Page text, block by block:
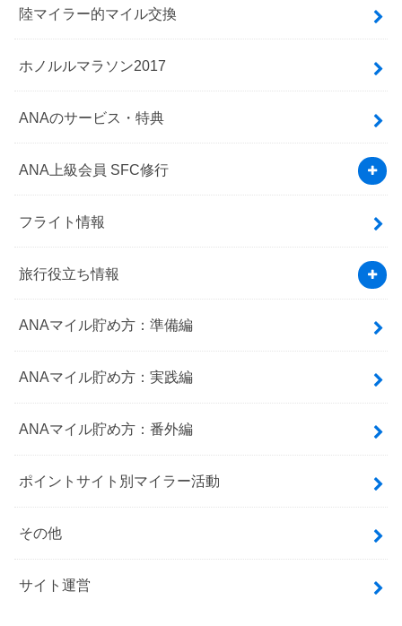
陸マイラー的マイル交換
ホノルルマラソン2017
ANAのサービス・特典
ANA上級会員 SFC修行
フライト情報
旅行役立ち情報
ANAマイル貯め方：準備編
ANAマイル貯め方：実践編
ANAマイル貯め方：番外編
ポイントサイト別マイラー活動
その他
サイト運営